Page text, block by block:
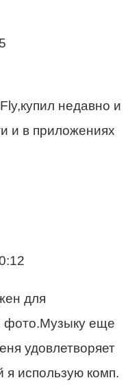
недавно и
и в приложениях
для
фото.Музыку еще
удовлетворяет
я использую комп.